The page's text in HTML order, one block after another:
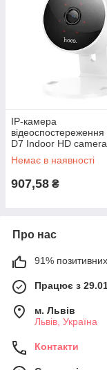
IP-камера
D7 Indoor HD
Немає в наявності
907,58 ₴
Про нас
91% позитивних
Працює з
м. Львів
Львів, Україна
Контакти